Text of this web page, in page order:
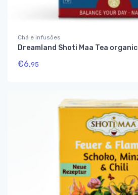
Chá e infusões
Dreamland Shoti Maa Tea organic
€6,95